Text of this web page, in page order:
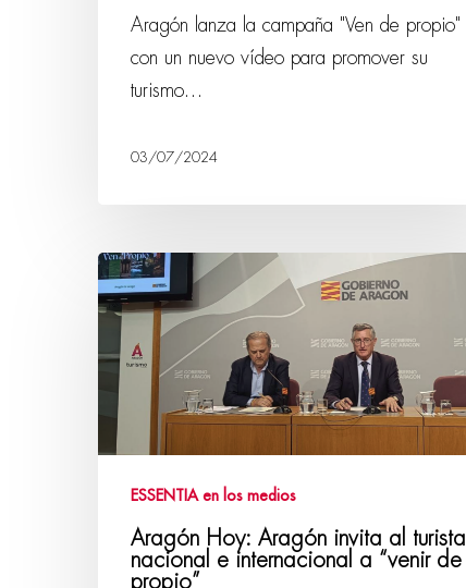
Aragón lanza la campaña "Ven de propio"
con un nuevo vídeo para promover su
turismo…
03/07/2024
ESSENTIA en los medios
Aragón Hoy: Aragón invita al turista
nacional e internacional a “venir de
propio”